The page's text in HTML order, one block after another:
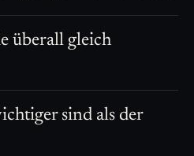
überall gleich
sind als der